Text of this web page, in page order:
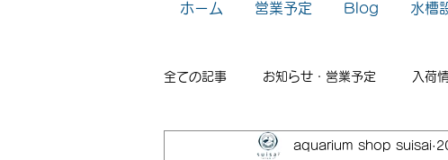
ホーム 営業予定 Blog 水槽
全ての記事 お知らせ・営業予定 入荷
レイアウト 出張メンテナンス
aquarium shop suisai